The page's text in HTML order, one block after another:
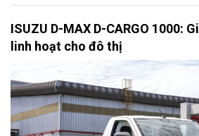
ISUZU D-MAX D-CARGO 1000:
linh hoạt cho đô thị